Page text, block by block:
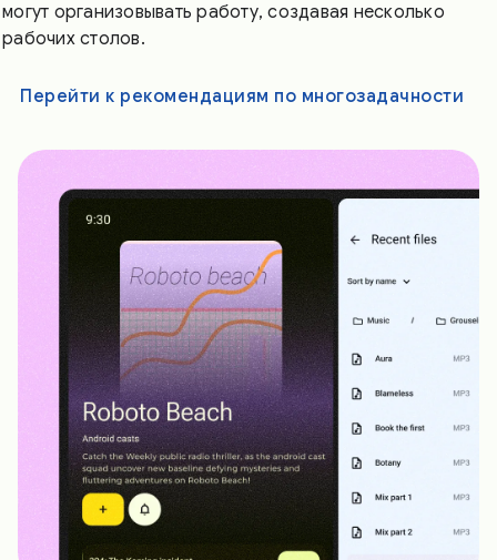
могут организовывать работу, создавая несколько
рабочих столов.
Перейти к рекомендациям по многозадачности